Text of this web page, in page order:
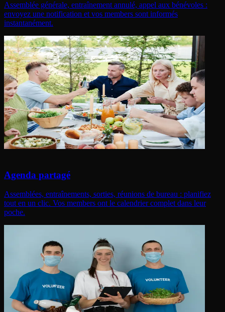
Assemblée générale, entraînement annulé, appel aux bénévoles :
envoyez une notification et vos members sont informés
instantanément.
Agenda partagé
Assemblées, entraînements, sorties, réunions de bureau : planifiez
tout en un clic. Vos members ont le calendrier complet dans leur
poche.